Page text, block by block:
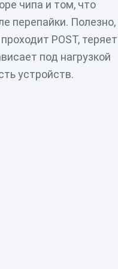
чипа и том, что
перепайки. Полезно,
POST, теряет
под нагрузкой
устройств.